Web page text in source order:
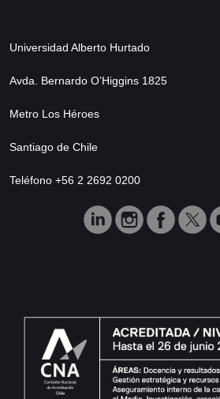
Universidad Alberto Hurtado
Avda. Bernardo O’Higgins 1825
Metro Los Héroes
Santiago de Chile
Teléfono +56 2 2692 0200